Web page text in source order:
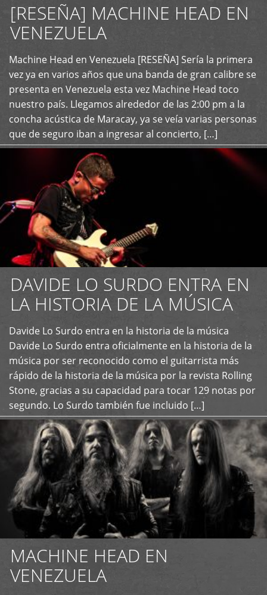
[RESEÑA] MACHINE HEAD EN
VENEZUELA
Machine Head en Venezuela [RESEÑA] Sería la primera
vez ya en varios años que una banda de gran calibre se
presenta en Venezuela esta vez Machine Head toco
nuestro país. Llegamos alrededor de las 2:00 pm a la
concha acústica de Maracay, ya se veía varias personas
que de seguro iban a ingresar al concierto, […]
+
DAVIDE LO SURDO ENTRA EN
LA HISTORIA DE LA MÚSICA
Davide Lo Surdo entra en la historia de la música
Davide Lo Surdo entra oficialmente en la historia de la
música por ser reconocido como el guitarrista más
rápido de la historia de la música por la revista Rolling
Stone, gracias a su capacidad para tocar 129 notas por
segundo. Lo Surdo también fue incluido […]
+
MACHINE HEAD EN
VENEZUELA